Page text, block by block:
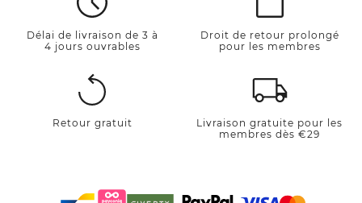
Délai de livraison de 3 à
4 jours ouvrables
Droit de retour prolongé
pour les membres
Retour gratuit
Livraison gratuite pour les
membres dès €29